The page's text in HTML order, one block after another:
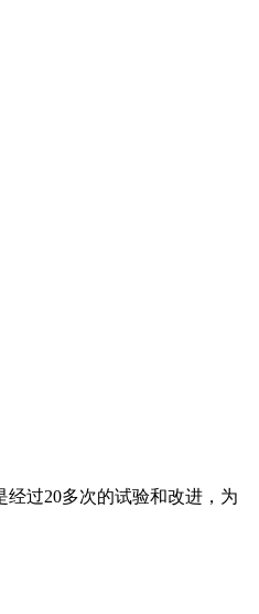
过20多次的试验和改进，为